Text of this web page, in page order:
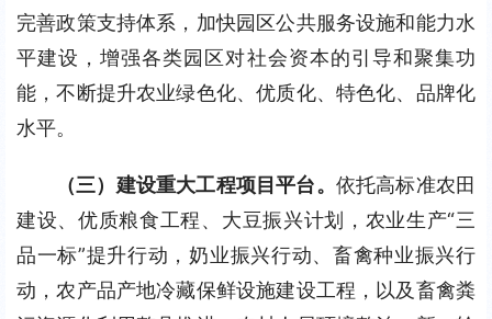
完善政策支持体系，加快园区公共服务设施和能力水
平建设，增强各类园区对社会资本的引导和聚集功
能，不断提升农业绿色化、优质化、特色化、品牌化
水平。
（三）建设重大工程项目平台。 依托高标准农田
建设、优质粮食工程、大豆振兴计划，农业生产“三
品一标”提升行动，奶业振兴行动、畜禽种业振兴行
动，农产品产地冷藏保鲜设施建设工程，以及畜禽粪